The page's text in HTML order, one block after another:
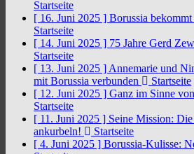
Startseite
[ 16. Juni 2025 ] Borussia
Startseite
[ 14. Juni 2025 ] 75 Jahre Gerd
Startseite
[ 13. Juni 2025 ] Annemarie und
mit Borussia verbunden
Startseite
[ 12. Juni 2025 ] Ganz im Sinne
Startseite
[ 11. Juni 2025 ] Seine Mission:
ankurbeln!
Startseite
[ 4. Juni 2025 ] Borussia-Kulisse: